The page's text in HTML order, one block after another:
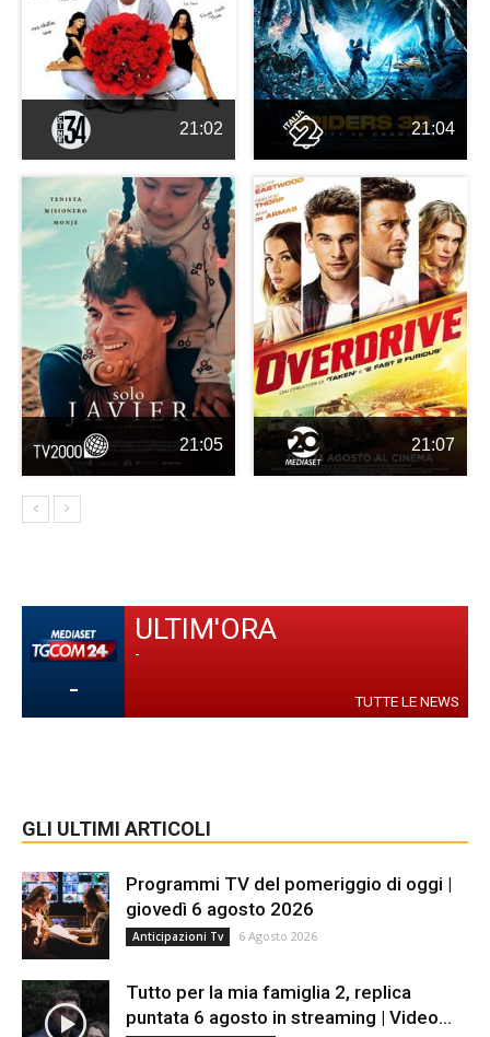
21:02 21:04
21:05 21:07
-
ULTIM'ORA
-
TUTTE LE NEWS
GLI ULTIMI ARTICOLI
Programmi TV del pomeriggio di oggi |
giovedì 6 agosto 2026
Anticipazioni Tv 6 Agosto 2026
Tutto per la mia famiglia 2, replica
puntata 6 agosto in streaming | Video...